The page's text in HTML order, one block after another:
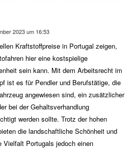
2023 um 16:53
Kraftstoffpreise in Portugal zeigen,
hier eine kostspielige
sein kann. Mit dem Arbeitsrecht im
ist es für Pendler und Berufstätige, die
angewiesen sind, ein zusätzlicher
bei der Gehaltsverhandlung
werden sollte. Trotz der hohen
die landschaftliche Schönheit und
Vielfalt Portugals jedoch einen